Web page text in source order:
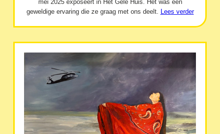
mei 2025 exposeert in Het Gele Huis. Het was een
geweldige ervaring die ze graag met ons deelt.
Lees verder